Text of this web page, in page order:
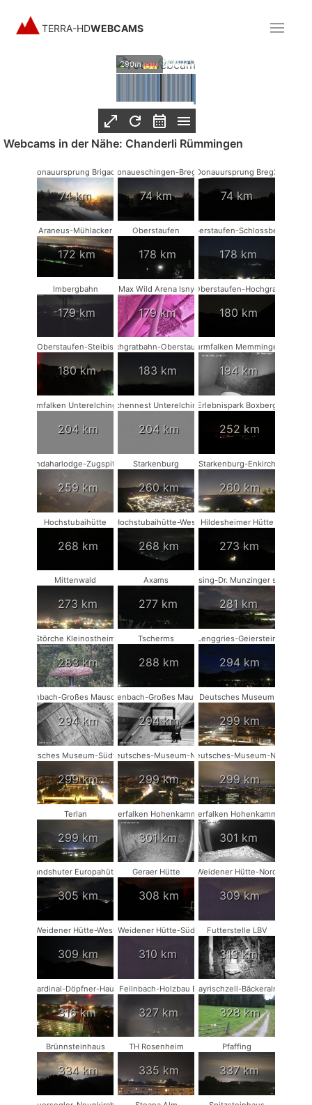
TERRA-HDWEBCAMS
naturenergie |
Projekt Chanderli
290m
Webcams in der Nähe: Chanderli Rümmingen
Donauursprung Brigach
74 km
Donaueschingen-Breg2
74 km
Donauursprung Breg2
74 km
Araneus-Mühlacker
172 km
Oberstaufen
178 km
Oberstaufen-Schlossberg
178 km
Imbergbahn
179 km
Max Wild Arena Isny
179 km
Oberstaufen-Hochgrat
180 km
Oberstaufen-Steibis
180 km
Hochgratbahn-Oberstaufen
183 km
Turmfalken Memmingen
194 km
Turmfalken Unterelchingen
204 km
Storchennest Unterelchingen
204 km
Erlebnispark Boxberg
252 km
Kandaharlodge-Zugspitze
259 km
Starkenburg
260 km
Starkenburg-Enkirch
260 km
Hochstubaihütte
268 km
Hochstubaihütte-West
268 km
Hildesheimer Hütte
273 km
Mittenwald
273 km
Axams
277 km
Münsing-Dr. Munzinger sport
281 km
Störche Kleinostheim
283 km
Tscherms
288 km
Lenggries-Geierstein
294 km
Rodenbach-Großes Mausohr #2
294 km
Rodenbach-Großes Mausohr
294 km
Deutsches Museum
299 km
Deutsches Museum-Südwest
299 km
Deutsches-Museum-NO
299 km
Deutsches-Museum-NW
299 km
Terlan
299 km
Wanderfalken Hohenkammer #1
301 km
Wanderfalken Hohenkammer #2
301 km
Landshuter Europahütte
305 km
Geraer Hütte
308 km
Weidener Hütte-Nord
309 km
Weidener Hütte-West
309 km
Weidener Hütte-Süd
310 km
Futterstelle LBV
313 km
Kardinal-Döpfner-Haus
316 km
Bad Feilnbach-Holzbau Eder
327 km
Bayrischzell-Bäckeralm
328 km
Brünnsteinhaus
334 km
TH Rosenheim
335 km
Pfaffing
337 km